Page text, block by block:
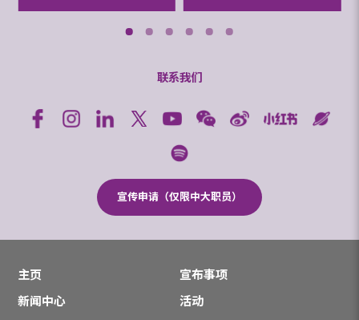
联系我们
宣传申请（仅限中大职员）
主页
宣布事项
新闻中心
活动